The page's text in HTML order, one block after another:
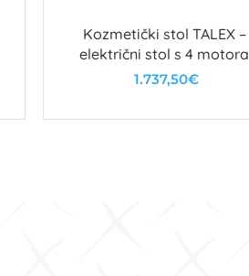
Kozmetički stol TALEX –
električni stol s 4 motora
1.737,50€
U košaricu